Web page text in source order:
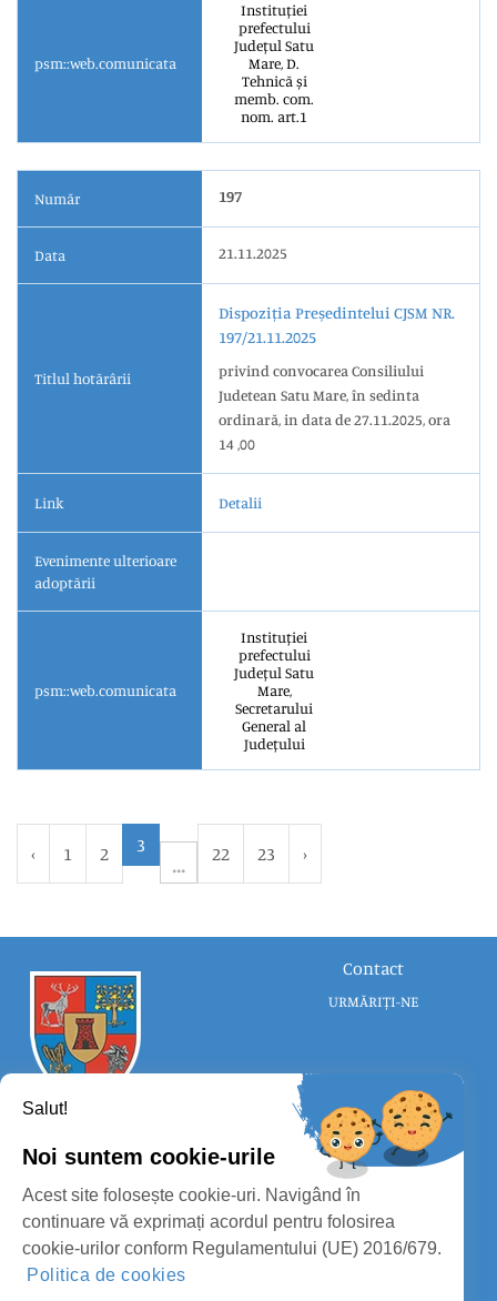
psm::web.comunicata
Instituției
prefectului
Județul Satu
Mare, D.
Tehnică și
memb. com.
nom. art.1
Număr 197
Data 21.11.2025
Titlul hotărârii
Dispoziția Președintelui CJSM NR.
197/21.11.2025
privind convocarea Consiliului
Judetean Satu Mare, în sedinta
ordinară, in data de 27.11.2025, ora
14 ,00
Link Detalii
Evenimente ulterioare
adoptării
psm::web.comunicata
Instituției
prefectului
Județul Satu
Mare,
Secretarului
General al
Județului
‹ 1 2 3 22 23 ›
PROTECȚIA DATELOR PERSONALE
MASS-MEDIA
CONSILIUL JUDEȚEAN SATU MARE
Contact
URMĂRIȚI-NE
Salut!
Noi suntem cookie-urile
Acest site folosește cookie-uri. Navigând în
continuare vă exprimați acordul pentru folosirea
cookie-urilor conform Regulamentului (UE) 2016/679.
Politica de cookies